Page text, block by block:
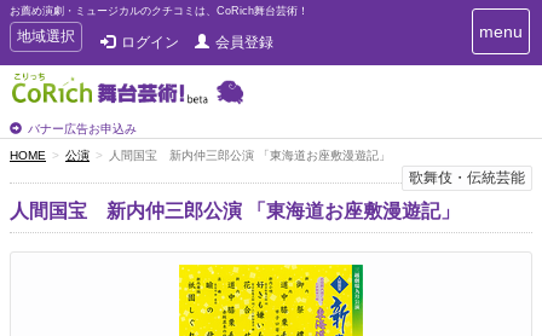
お薦め演劇・ミュージカルのクチコミは、CoRich舞台芸術！
T
o
g
g
e
n
a
v
i
地域選択 ログイン 会員登録
バナー広告お申込み
T
o
n
i
menu
HOME 公演 人間国宝 新内仲三郎公演 「東海道お座敷漫遊記」
歌舞伎・伝統芸能
人間国宝 新内仲三郎公演 「東海道お座敷漫遊記」